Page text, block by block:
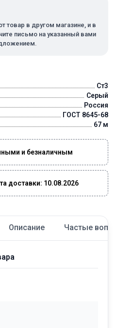
Ст3
Серый
Россия
ГОСТ 8645-68
67 м
и безналичным
доставки: 10.08.2026
товар в другом магазине, и в
письмо на указанный вами
Описание Частые